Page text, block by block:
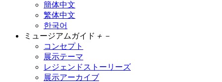
簡体中文
繁体中文
한국어
ミュージアムガイド ＋ －
コンセプト
展示テーマ
レジェンドストーリーズ
展示アーカイブ